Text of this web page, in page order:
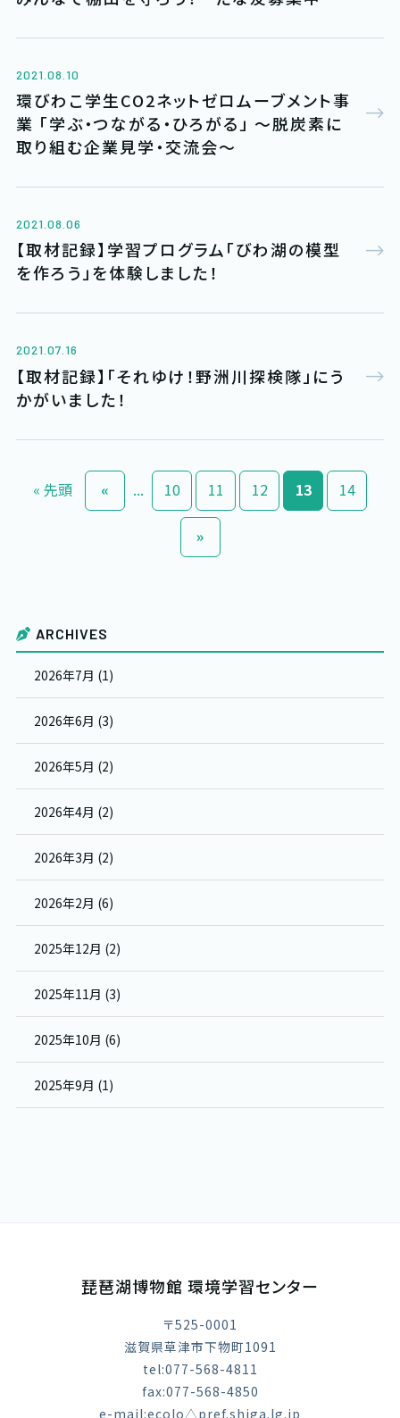
2021.08.10
環びわこ学生CO2ネットゼロムーブメント事
業 「学ぶ・つながる・ひろがる」 ～脱炭素に
取り組む企業見学・交流会～
2021.08.06
【取材記録】学習プログラム「びわ湖の模型
を作ろう」を体験しました！
2021.07.16
【取材記録】「それゆけ！野洲川探検隊」にう
かがいました！
« 先頭 « ... 10 11 12 13 14
»
ARCHIVES
2026年7月 (1)
2026年6月 (3)
2026年5月 (2)
2026年4月 (2)
2026年3月 (2)
2026年2月 (6)
2025年12月 (2)
2025年11月 (3)
2025年10月 (6)
2025年9月 (1)
琵琶湖博物館 環境学習センター
〒525-0001
滋賀県草津市下物町1091
tel:077-568-4811
fax:077-568-4850
e-mail:ecolo△pref.shiga.lg.jp